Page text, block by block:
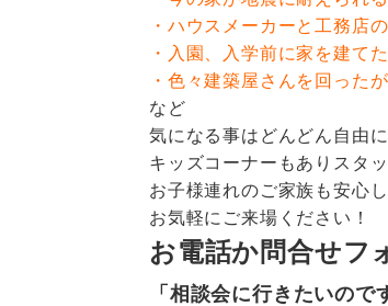
・ハウスメーカーと工務店
・入園、入学前に家を建て
・色々建築屋さんを回った
など
気になる事はどんどん自由
キッズコーナーもありスタ
お子様連れのご家族も安心
お気軽にご来場ください！
お電話か問合せフ
「相談会に行きたいの